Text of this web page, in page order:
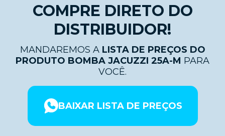
COMPRE DIRETO DO
DISTRIBUIDOR!
MANDAREMOS A LISTA DE PREÇOS DO
PRODUTO BOMBA JACUZZI 25A-M PARA
VOCÊ.
BAIXAR LISTA DE PREÇOS